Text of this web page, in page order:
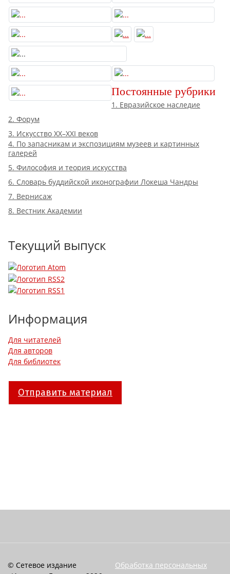
Постоянные рубрики
1. Евразийское наследие
2. Форум
3. Искусство XX–XXI веков
4. По запасникам и экспозициям музеев и картинных
галерей
5. Философия и теория искусства
6. Словарь буддийской иконографии Локеша Чандры
7. Вернисаж
8. Вестник Академии
Текущий выпуск
Информация
Для читателей
Для авторов
Для библиотек
Отправить материал
© Сетевое издание
Обработка персональных